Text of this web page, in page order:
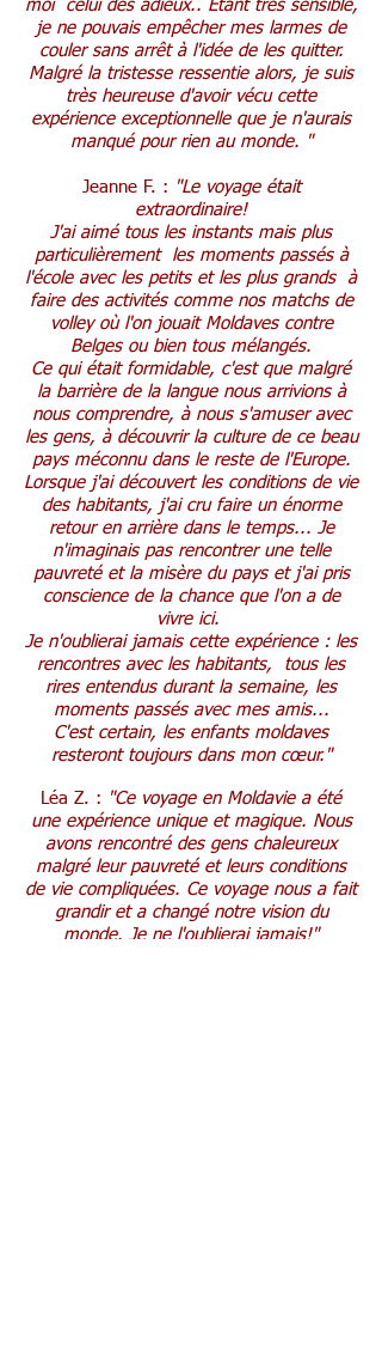
moi celui des adieux.. Étant très sensible,
je ne pouvais empêcher mes larmes de
couler sans arrêt à l'idée de les quitter.
Malgré la tristesse ressentie alors, je suis
très heureuse d'avoir vécu cette
expérience exceptionnelle que je n'aurais
manqué pour rien au monde. "
Jeanne F. : "Le voyage était
extraordinaire!
J'ai aimé tous les instants mais plus
particulièrement les moments passés à
l'école avec les petits et les plus grands à
faire des activités comme nos matchs de
volley où l'on jouait Moldaves contre
Belges ou bien tous mélangés.
Ce qui était formidable, c'est que malgré
la barrière de la langue nous arrivions à
nous comprendre, à nous s'amuser avec
les gens, à découvrir la culture de ce beau
pays méconnu dans le reste de l'Europe.
Lorsque j'ai découvert les conditions de vie
des habitants, j'ai cru faire un énorme
retour en arrière dans le temps... Je
n'imaginais pas rencontrer une telle
pauvreté et la misère du pays et j'ai pris
conscience de la chance que l'on a de
vivre ici.
Je n'oublierai jamais cette expérience : les
rencontres avec les habitants, tous les
rires entendus durant la semaine, les
moments passés avec mes amis...
C'est certain, les enfants moldaves
resteront toujours dans mon cœur."
Léa Z. : "Ce voyage en Moldavie a été
une expérience unique et magique. Nous
avons rencontré des gens chaleureux
malgré leur pauvreté et leurs conditions
de vie compliquées. Ce voyage nous a fait
grandir et a changé notre vision du
monde. Je ne l'oublierai jamais!"